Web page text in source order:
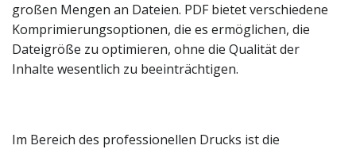
großen Mengen an Dateien. PDF bietet verschiedene
Komprimierungsoptionen, die es ermöglichen, die
Dateigröße zu optimieren, ohne die Qualität der
Inhalte wesentlich zu beeinträchtigen.
Im Bereich des professionellen Drucks ist die